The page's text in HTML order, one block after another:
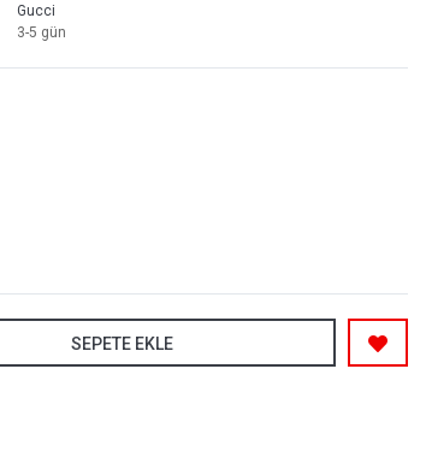
Gucci
3-5 gün
SEPETE EKLE